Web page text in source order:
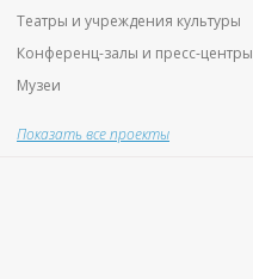
Театры и учреждения культуры
Конференц-залы и пресс-центры
Музеи
Показать все проекты